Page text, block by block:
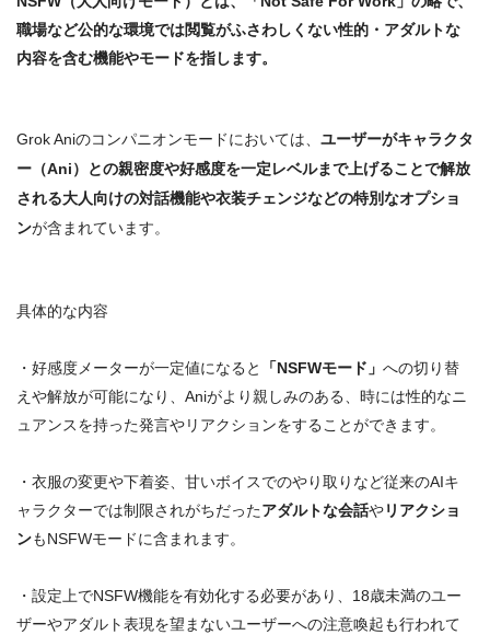
職場など公的な環境では閲覧がふさわしくない性的・アダルトな
内容を含む機能やモードを指します。
Grok Aniのコンパニオンモードにおいては、 ユーザーがキャラクタ
ー（Ani）との親密度や好感度を一定レベルまで上げることで解放
される大人向けの対話機能や衣装チェンジなどの特別なオプショ
ンが含まれています。
具体的な内容
・好感度メーターが一定値になると 「NSFWモード」 への切り替
えや解放が可能になり、Aniがより親しみのある、時には性的なニ
ュアンスを持った発言やリアクションをすることができます。
・衣服の変更や下着姿、甘いボイスでのやり取りなど従来のAIキ
ャラクターでは制限されがちだったアダルトな会話やリアクショ
ンもNSFWモードに含まれます。
・設定上でNSFW機能を有効化する必要があり、18歳未満のユー
ザーやアダルト表現を望まないユーザーへの注意喚起も行われて